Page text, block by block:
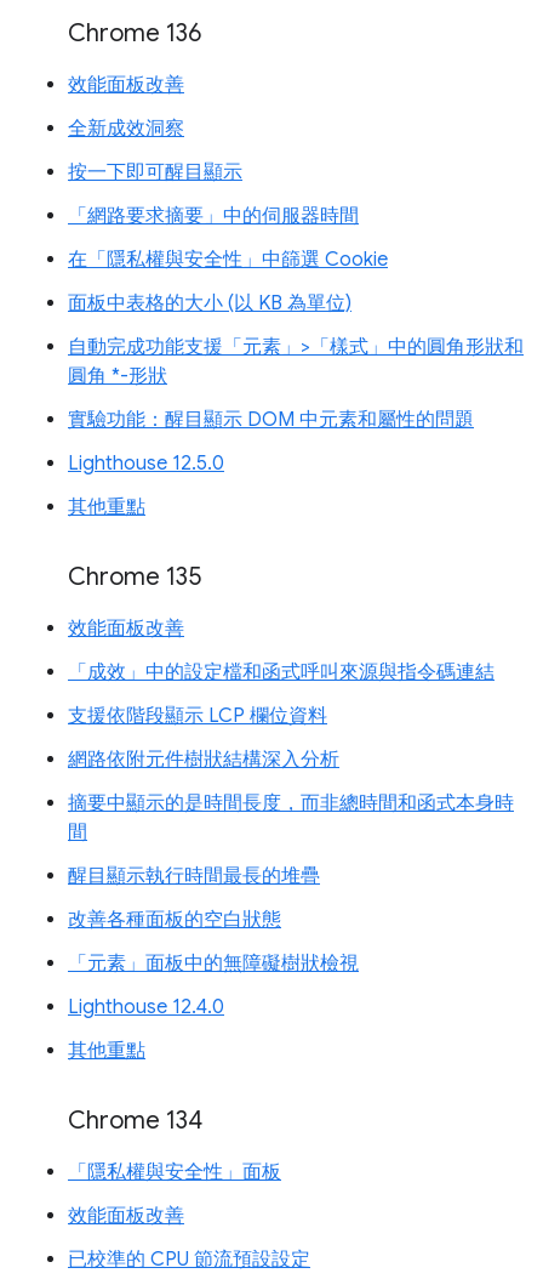
Chrome 136
效能面板改善
全新成效洞察
按一下即可醒目顯示
「網路要求摘要」中的伺服器時間
在「隱私權與安全性」中篩選 Cookie
面板中表格的大小 (以 KB 為單位)
自動完成功能支援「元素」>「樣式」中的圓角形狀和
圓角 *-形狀
實驗功能：醒目顯示 DOM 中元素和屬性的問題
Lighthouse 12.5.0
其他重點
Chrome 135
效能面板改善
「成效」中的設定檔和函式呼叫來源與指令碼連結
支援依階段顯示 LCP 欄位資料
網路依附元件樹狀結構深入分析
摘要中顯示的是時間長度，而非總時間和函式本身時
間
醒目顯示執行時間最長的堆疊
改善各種面板的空白狀態
「元素」面板中的無障礙樹狀檢視
Lighthouse 12.4.0
其他重點
Chrome 134
「隱私權與安全性」面板
效能面板改善
已校準的 CPU 節流預設設定